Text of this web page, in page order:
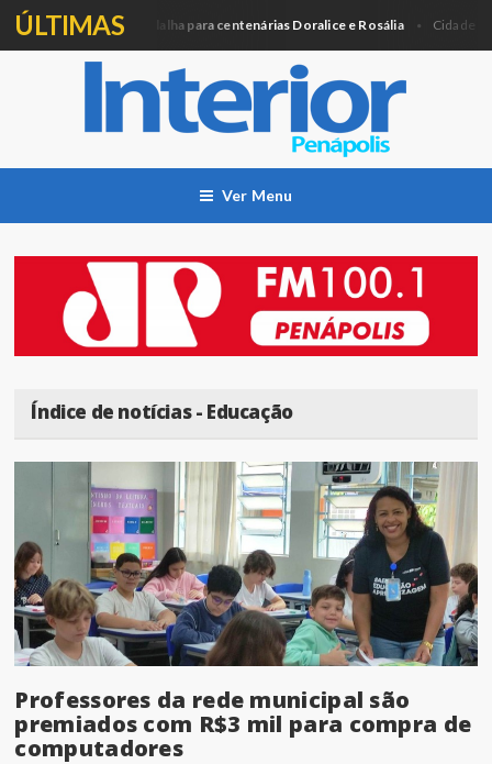
ÚLTIMAS
entregará Medalha para centenárias Doralice e Rosália Cidade Agosto
Ver Menu
Índice de notícias - Educação
Professores da rede municipal são
premiados com R$3 mil para compra de
computadores